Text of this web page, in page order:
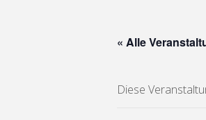
« Alle
Diese